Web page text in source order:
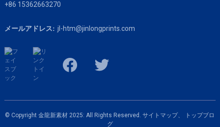
+86 15362663270
メールアドレス: jl-htm@jinlongprints.com
© Copyright 金龍新素材 2025: All Rights Reserved.サイトマップ、
トップブロ
グ